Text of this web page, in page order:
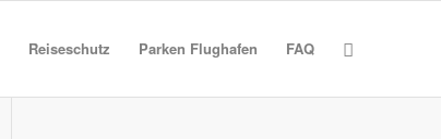
Reiseschutz Parken Flughafen FAQ